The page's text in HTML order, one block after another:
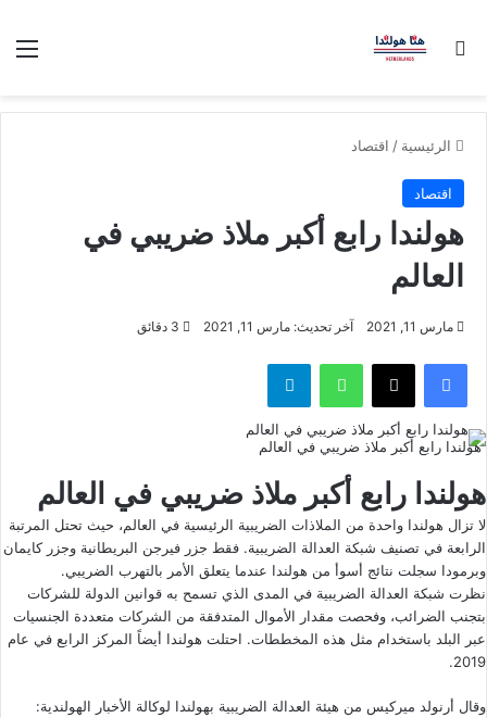
بحث عن
الرئيسية / اقتصاد
اقتصاد
هولندا رابع أكبر ملاذ ضريبي في
العالم
مارس 11, 2021 آخر تحديث: مارس 11, 2021
فيسبوك ‫X واتساب تيلقرام
هولندا رابع أكبر ملاذ ضريبي في العالم
هولندا رابع أكبر ملاذ ضريبي في العالم
لا تزال هولندا واحدة من الملاذات الضريبية الرئيسية في العالم، حيث تحتل المرتبة
الرابعة في تصنيف شبكة العدالة الضريبية. فقط جزر فيرجن البريطانية وجزر كايمان
وبرمودا سجلت نتائج أسوأ من هولندا عندما يتعلق الأمر بالتهرب الضريبي.
نظرت شبكة العدالة الضريبية في المدى الذي تسمح به قوانين الدولة للشركات
بتجنب الضرائب، وفحصت مقدار الأموال المتدفقة من الشركات متعددة الجنسيات
عبر البلد باستخدام مثل هذه المخططات. احتلت هولندا أيضاً المركز الرابع في عام
2019.
وقال أرنولد ميركيس من هيئة العدالة الضريبية بهولندا لوكالة الأخبار الهولندية: